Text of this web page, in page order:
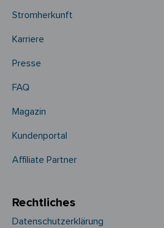
Stromherkunft
Karriere
Presse
FAQ
Magazin
Kundenportal
Affiliate Partner
Rechtliches
Datenschutzerklärung